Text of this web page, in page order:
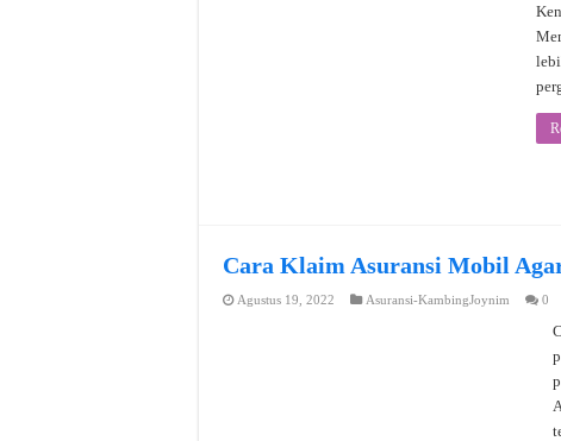
Cara Klaim Asuransi Mobil
Agustus 19, 2022 Asuransi-KambingJoynim 0